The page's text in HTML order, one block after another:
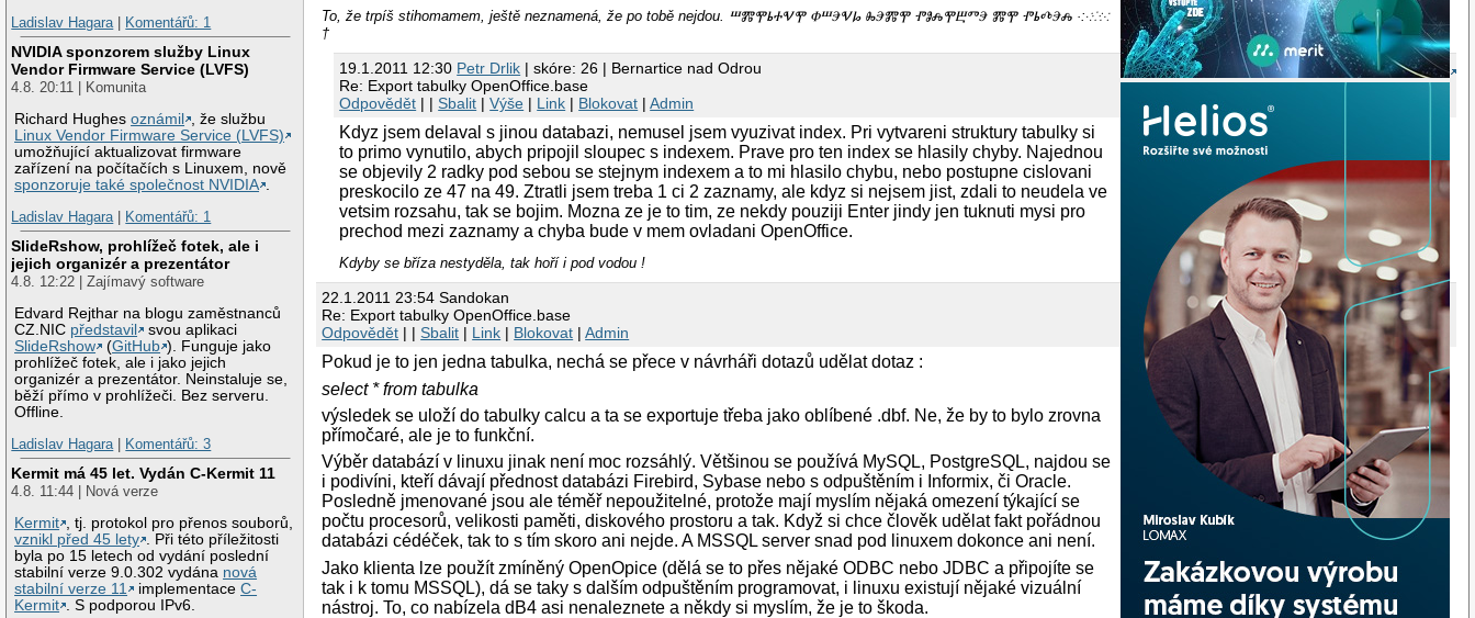
Ladislav Hagara| Komentářů: 1
NVIDIA sponzorem služby Linux
Vendor Firmware Service (LVFS)
4.8. 20:11 | Komunita
Richard Hughesoznámil
, že službu
Linux Vendor Firmware Service (LVFS)
umožňující aktualizovat firmware
zařízení na počítačích s Linuxem, nově
sponzoruje také společnost NVIDIA
Ladislav Hagara| Komentářů: 1
SlideRshow, prohlížeč fotek, ale i
jejich organizér a prezentátor
4.8. 12:22 | Zajímavý software
Edvard Rejthar na blogu zaměstnanců
CZ.NIC představil
svou aplikaci
SlideRshow
(GitHub ). Funguje jako
prohlížeč fotek, ale i jako jejich
organizér a prezentátor. Neinstaluje se,
běží přímo v prohlížeči. Bez serveru.
Offline.
Ladislav Hagara| Komentářů: 3
Kermit má 45 let. Vydán C-Kermit 11
4.8. 11:44 | Nová verze
Kermit
, tj. protokol pro přenos souborů,
vznikl před 45 lety
. Při této příležitosti
byla po 15 letech od vydání poslední
stabilní verze 9.0.302 vydána nová
stabilní verze 11
implementaceC-
Kermit
. S podporou IPv6.
To, že trpíš stihomamem, ještě neznamená, že po tobě nejdou. ⰞⰏⰉⰓⰀⰜⰉ ⰗⰞⰅⰜⰘ ⰈⰅⰏⰉ ⰒⰑⰎⰉⰁⰕⰅ ⰏⰉ ⰒⰓⰄⰅⰎ ·:⁖⁘⁙
†
19.1.2011 12:30 Petr Drlik | skóre: 26 | Bernartice nad Odrou
Re: Export tabulky OpenOffice.base
Odpovědět | |Sbalit |Výše | Link | Blokovat |Admin
Kdyz jsem delaval s jinou databazi, nemusel jsem vyuzivat index. Pri vytvareni struktury tabulky si
to primo vynutilo, abych pripojil sloupec s indexem. Prave pro ten index se hlasily chyby. Najednou
se objevily 2 radky pod sebou se stejnym indexem a to mi hlasilo chybu, nebo postupne cislovani
preskocilo ze 47 na 49. Ztratli jsem treba 1 ci 2 zaznamy, ale kdyz si nejsem jist, zdali to neudela ve
vetsim rozsahu, tak se bojim. Mozna ze je to tim, ze nekdy pouziji Enter jindy jen tuknuti mysi pro
prechod mezi zaznamy a chyba bude v mem ovladani OpenOffice.
Kdyby se bříza nestyděla, tak hoří i pod vodou !
22.1.2011 23:54 Sandokan
Re: Export tabulky OpenOffice.base
Odpovědět | |Sbalit | Link | Blokovat |Admin
Pokud je to jen jedna tabulka, nechá se přece v návrháři dotazů udělat dotaz :
select * from tabulka
výsledek se uloží do tabulky calcu a ta se exportuje třeba jako oblíbené .dbf. Ne, že by to bylo zrovna
přímočaré, ale je to funkční.
Výběr databází v linuxu jinak není moc rozsáhlý. Většinou se používá MySQL, PostgreSQL, najdou se
i podivíni, kteří dávají přednost databázi Firebird, Sybase nebo s odpuštěním i Informix, či Oracle.
Posledně jmenované jsou ale téměř nepoužitelné, protože mají myslím nějaká omezení týkající se
počtu procesorů, velikosti paměti, diskového prostoru a tak. Když si chce člověk udělat fakt pořádnou
databázi cédéček, tak to s tím skoro ani nejde. A MSSQL server snad pod linuxem dokonce ani není.
Jako klienta lze použít zmíněný OpenOpice (dělá se to přes nějaké ODBC nebo JDBC a připojíte se
tak i k tomu MSSQL), dá se taky s dalším odpuštěním programovat, i linuxu existují nějaké vizuální
nástroj. To, co nabízela dB4 asi nenaleznete a někdy si myslím, že je to škoda.